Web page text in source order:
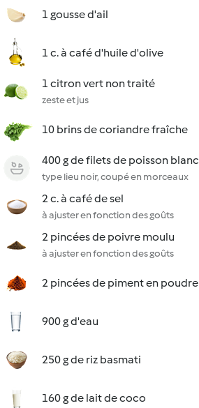
1 gousse d'ail
1 c. à café d'huile d'olive
1 citron vert non traité
zeste et jus
10 brins de coriandre fraîche
400 g de filets de poisson blanc
type lieu noir, coupé en morceaux
2 c. à café de sel
à ajuster en fonction des goûts
2 pincées de poivre moulu
à ajuster en fonction des goûts
2 pincées de piment en poudre
900 g d'eau
250 g de riz basmati
160 g de lait de coco